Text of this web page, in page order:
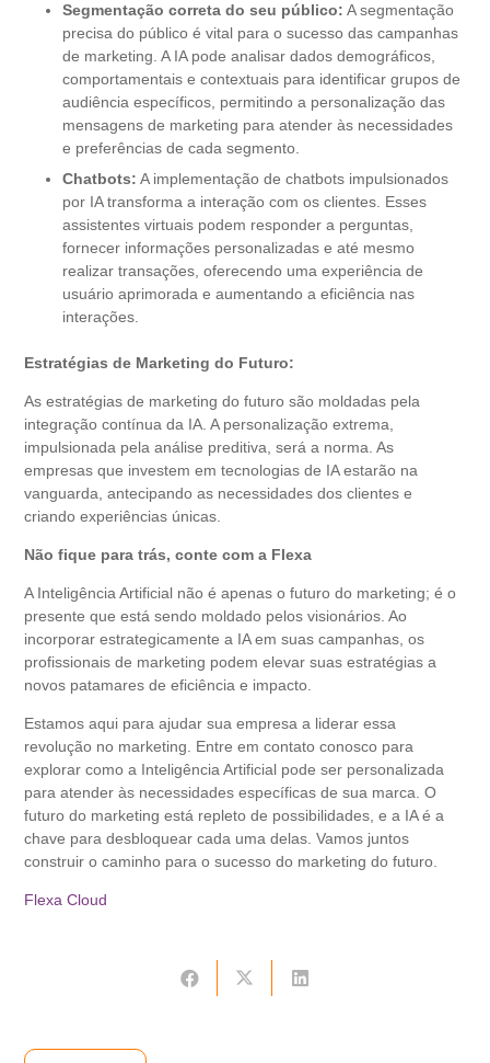
Segmentação correta do seu público: A segmentação
precisa do público é vital para o sucesso das campanhas
de marketing. A IA pode analisar dados demográficos,
comportamentais e contextuais para identificar grupos de
audiência específicos, permitindo a personalização das
mensagens de marketing para atender às necessidades
e preferências de cada segmento.
Chatbots: A implementação de chatbots impulsionados
por IA transforma a interação com os clientes. Esses
assistentes virtuais podem responder a perguntas,
fornecer informações personalizadas e até mesmo
realizar transações, oferecendo uma experiência de
usuário aprimorada e aumentando a eficiência nas
interações.
Estratégias de Marketing do Futuro:
As estratégias de marketing do futuro são moldadas pela
integração contínua da IA. A personalização extrema,
impulsionada pela análise preditiva, será a norma. As
empresas que investem em tecnologias de IA estarão na
vanguarda, antecipando as necessidades dos clientes e
criando experiências únicas.
Não fique para trás, conte com a Flexa
A Inteligência Artificial não é apenas o futuro do marketing; é o
presente que está sendo moldado pelos visionários. Ao
incorporar estrategicamente a IA em suas campanhas, os
profissionais de marketing podem elevar suas estratégias a
novos patamares de eficiência e impacto.
Estamos aqui para ajudar sua empresa a liderar essa
revolução no marketing. Entre em contato conosco para
explorar como a Inteligência Artificial pode ser personalizada
para atender às necessidades específicas de sua marca. O
futuro do marketing está repleto de possibilidades, e a IA é a
chave para desbloquear cada uma delas. Vamos juntos
construir o caminho para o sucesso do marketing do futuro.
Flexa Cloud